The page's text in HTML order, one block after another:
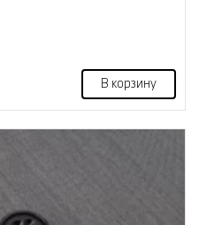
В корзину